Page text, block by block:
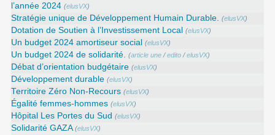
l’année 2024 (elusVX)
Stratégie unique de Développement Humain Durable. (elusVX)
Dotation de Soutien à l’Investissement Local (elusVX)
Un budget 2024 amortiseur social (elusVX)
Un budget 2024 de solidarité. (article une /edito /elusVX)
Débat d’orientation budgétaire (elusVX)
Développement durable (elusVX)
Territoire Zéro Non-Recours (elusVX)
Égalité femmes-hommes (elusVX)
Hôpital Les Portes du Sud (elusVX)
Solidarité GAZA (elusVX)